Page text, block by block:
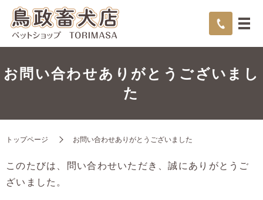
お問い合わせありがとうございまし
た
トップページ お問い合わせありがとうございました
このたびは、問い合わせいただき、誠にありがとうご
ざいました。